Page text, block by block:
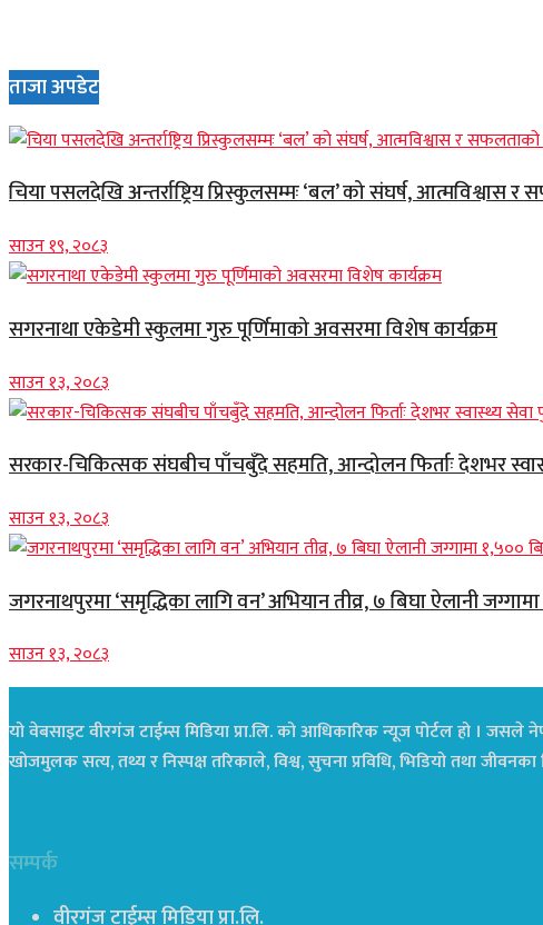
ताजा अपडेट
चिया पसलदेखि अन्तर्राष्ट्रिय प्रिस्कुलसम्मः ‘बल’ को संघर्ष, आत्मविश्वास र
साउन १९, २०८३
सगरनाथा एकेडेमी स्कुलमा गुरु पूर्णिमाको अवसरमा विशेष कार्यक्रम
साउन १३, २०८३
सरकार-चिकित्सक संघबीच पाँचबुँदे सहमति, आन्दोलन फिर्ताः देशभर
साउन १३, २०८३
जगरनाथपुरमा ‘समृद्धिका लागि वन’ अभियान तीव्र, ७ बिघा ऐलानी
साउन १३, २०८३
यो वेबसाइट वीरगंज टाईम्स मिडिया प्रा.लि. को आधिकारिक न्यूज पोर्टल हो । जसले
खोजमुलक सत्य, तथ्य र निस्पक्ष तरिकाले, विश्व, सुचना प्रविधि, भिडियो तथा
सम्पर्क
वीरगंज टाईम्स मिडिया प्रा.लि.